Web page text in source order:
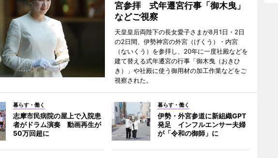
宮参拝 式年遷宮行事「御木曳」
などご視察
天皇皇后両陛下の長女愛子さまが8月1日・2日
の2日間、伊勢神宮の外宮（げくう）・内宮
（ないくう）を参拝し、20年に一度社殿などを
建て替える式年遷宮の行事「御木曳（おきひ
き）」や社殿に使う御用材の加工作業などをご
視察された。
暮らす・働く
志摩市民病院の屋上で入院患
者がドラム演奏 動画再生が
50万回超に
暮らす・働く
伊勢・外宮参道に新組織GPT
発足 インフルエンサー夫婦
が「令和の御師」に